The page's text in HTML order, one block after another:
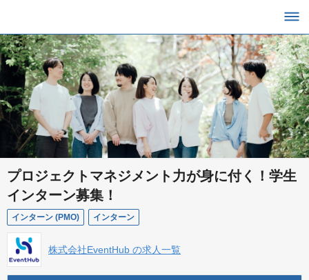
プロジェクトマネジメント力が身に付く！学生
インターン募集！
インターン (PMO) インターン
株式会社EventHub の求人一覧